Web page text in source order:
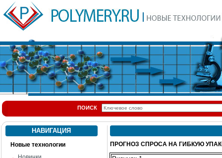
ПОИСК
НАВИГАЦИЯ
Новые технологии
ПРОГНОЗ СПРОСА НА ГИБКУЮ